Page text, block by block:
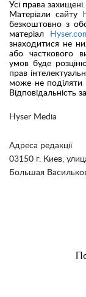
Hyser Media
Адреса редакції
03150 г. Киев,
Большая
Усі права захищені.
Матеріали сайту
безкоштовно з
матеріал
знаходитися не
або часткового
умов буде
прав
може не поділяти
Відповідальність